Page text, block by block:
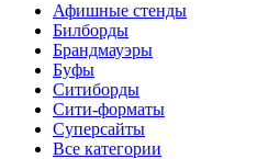
Афишные стенды
Билборды
Брандмауэры
Буфы
Ситиборды
Сити-форматы
Суперсайты
Все категории